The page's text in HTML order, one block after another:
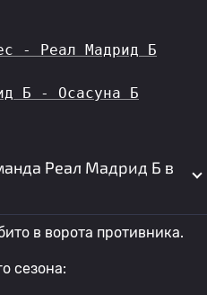
- Реал Мадрид Б
Б - Осасуна Б
Реал Мадрид Б в
в ворота противника.
сезона: